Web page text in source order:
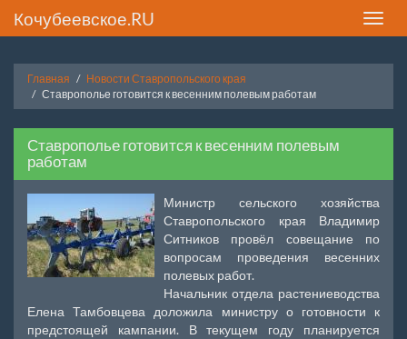
Toggle
Кочубеевское.RU
Главная
Новости Ставропольского края
Ставрополье готовится к весенним полевым работам
Ставрополье готовится к весенним полевым
работам
Министр сельского хозяйства
Ставропольского края Владимир
Ситников провёл совещание по
вопросам проведения весенних
полевых работ.
Начальник отдела растениеводства
Елена Тамбовцева доложила министру о готовности к
предстоящей кампании. В текущем году планируется